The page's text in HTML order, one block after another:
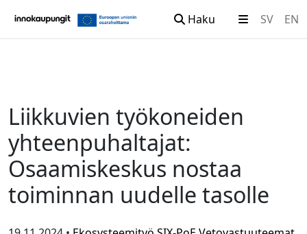
Haku SV EN
Liikkuvien työkoneiden
yhteenpuhaltajat:
Osaamiskeskus nostaa
toiminnan uudelle tasolle